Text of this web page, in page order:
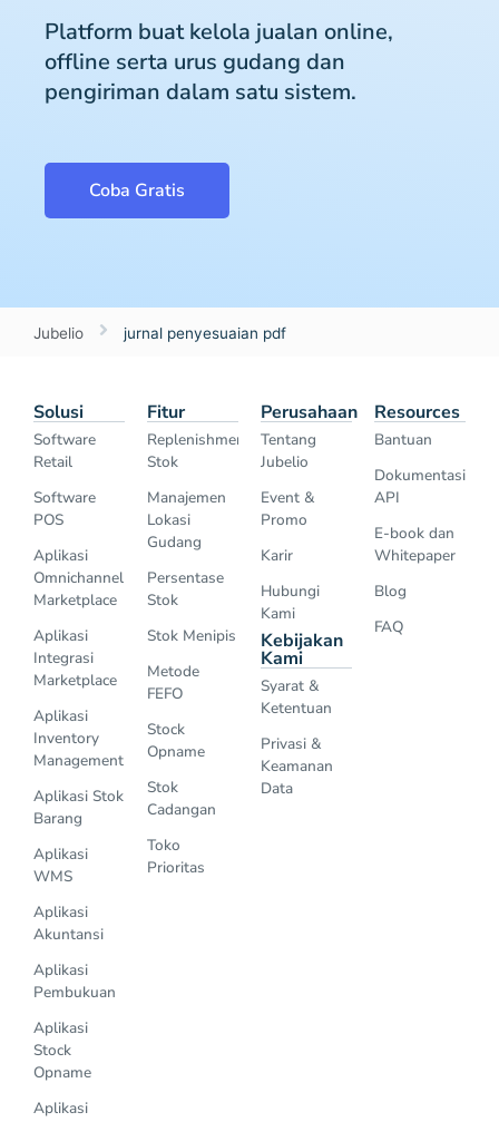
Platform buat kelola jualan online,
offline serta urus gudang dan
pengiriman dalam satu sistem.
Coba Gratis
Jubelio jurnal penyesuaian pdf
Solusi
Software
Retail
Software
POS
Aplikasi
Omnichannel
Marketplace
Aplikasi
Integrasi
Marketplace
Aplikasi
Inventory
Management
Aplikasi Stok
Barang
Aplikasi
WMS
Aplikasi
Akuntansi
Aplikasi
Pembukuan
Aplikasi
Stock
Opname
Aplikasi
Fitur
Replenishment
Stok
Manajemen
Lokasi
Gudang
Persentase
Stok
Stok Menipis
Metode
FEFO
Stock
Opname
Stok
Cadangan
Toko
Prioritas
Perusahaan
Tentang
Jubelio
Event &
Promo
Karir
Hubungi
Kami
Kebijakan
Kami
Syarat &
Ketentuan
Privasi &
Keamanan
Data
Resources
Bantuan
Dokumentasi
API
E-book dan
Whitepaper
Blog
FAQ